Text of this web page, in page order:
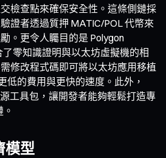
檢查點來確保安全性。這條側鏈採
證者透過質押 MATIC/POL 代幣來
。更令人矚目的是 Polygon
零知識證明與以太坊虛擬機的相
修改程式碼即可將以太坊應用移植
低的費用與更快的速度。此外，
工具包，讓開發者能夠輕鬆打造專
模型